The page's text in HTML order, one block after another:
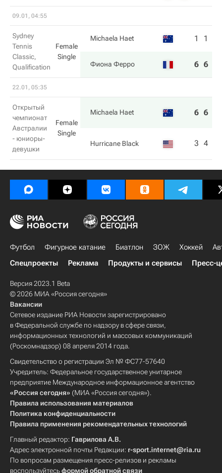
09.01, 04:55
Sydney
Tennis
Classic,
Qualification
Female
Single
Michaela Haet 1 1
Фиона Ферро 6 6
22.01, 05:35
Открытый
чемпионат
Австралии
- юниоры-
девушки
Female
Single
Michaela Haet 6 6
Hurricane Black 3 4
Футбол Фигурное катание Биатлон ЗОЖ Хоккей
Спецпроекты
Реклама Продукты и сервисы Пресс-
Версия 2023.1 Beta
© 2026 МИА «Россия сегодня»
Вакансии
Сетевое издание РИА Новости зарегистрировано
в Федеральной службе по надзору в сфере связи,
информационных технологий и массовых коммуникаций
(Роскомнадзор) 08 апреля 2014 года.
Свидетельство о регистрации Эл № ФС77-57640
Учредитель: Федеральное государственное унитарное
предприятие Международное информационное агентство
«Россия сегодня» (МИА «Россия сегодня»).
Правила использования материалов
Политика конфиденциальности
Правила применения рекомендательных технологий
Главный редактор: Гаврилова А.В.
Адрес электронной почты Редакции: r-sport.internet@ria.ru
По вопросам размещения пресс-релизов и рекламы
воспользуйтесьформой обратной связи